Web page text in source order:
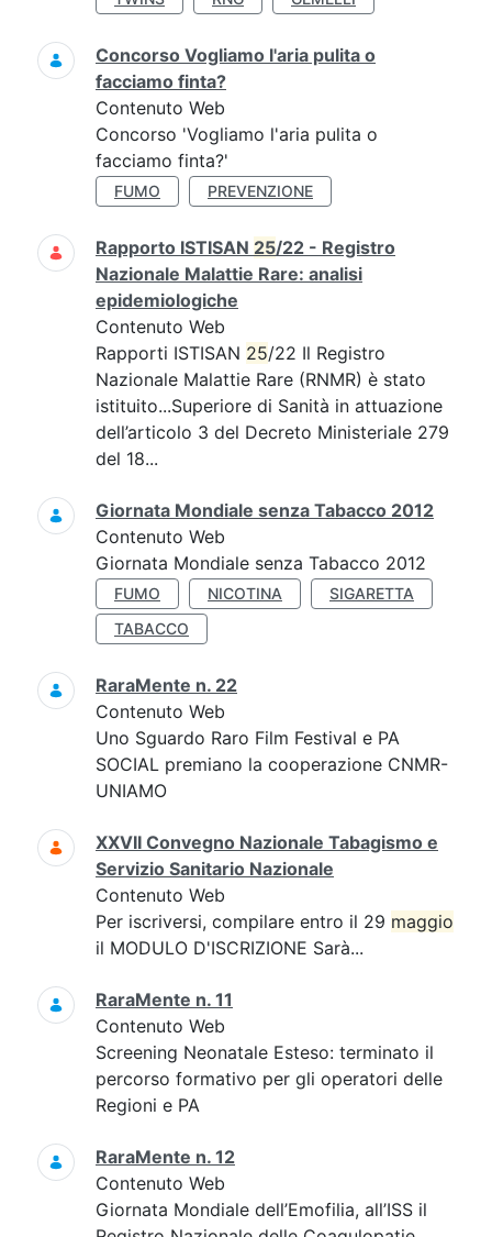
Concorso Vogliamo l'aria pulita o
facciamo finta?
Contenuto Web
Concorso 'Vogliamo l'aria pulita o
facciamo finta?'
FUMO PREVENZIONE
Rapporto ISTISAN 25/22 - Registro
Nazionale Malattie Rare: analisi
epidemiologiche
Contenuto Web
Rapporti ISTISAN 25/22 Il Registro
Nazionale Malattie Rare (RNMR) è stato
istituito...Superiore di Sanità in attuazione
dell’articolo 3 del Decreto Ministeriale 279
del 18...
Giornata Mondiale senza Tabacco 2012
Contenuto Web
Giornata Mondiale senza Tabacco 2012
FUMO NICOTINA
SIGARETTA
TABACCO
RaraMente n. 22
Contenuto Web
Uno Sguardo Raro Film Festival e PA
SOCIAL premiano la cooperazione CNMR-
UNIAMO
XXVII Convegno Nazionale Tabagismo e
Servizio Sanitario Nazionale
Contenuto Web
Per iscriversi, compilare entro il 29 maggio
il MODULO D'ISCRIZIONE Sarà...
RaraMente n. 11
Contenuto Web
Screening Neonatale Esteso: terminato il
percorso formativo per gli operatori delle
Regioni e PA
RaraMente n. 12
Contenuto Web
Giornata Mondiale dell’Emofilia, all’ISS il